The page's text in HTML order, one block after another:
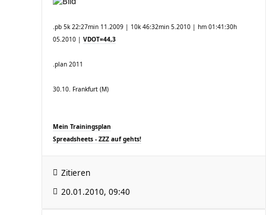
.pb 5k 22:27min 11.2009 | 10k 46:32min 5.2010 | hm 01:41:30h
05.2010 | VDOT=44,3
.plan 2011
30.10. Frankfurt (M)
Mein Trainingsplan
Spreadsheets - ZZZ auf gehts!
Zitieren
20.01.2010, 09:40